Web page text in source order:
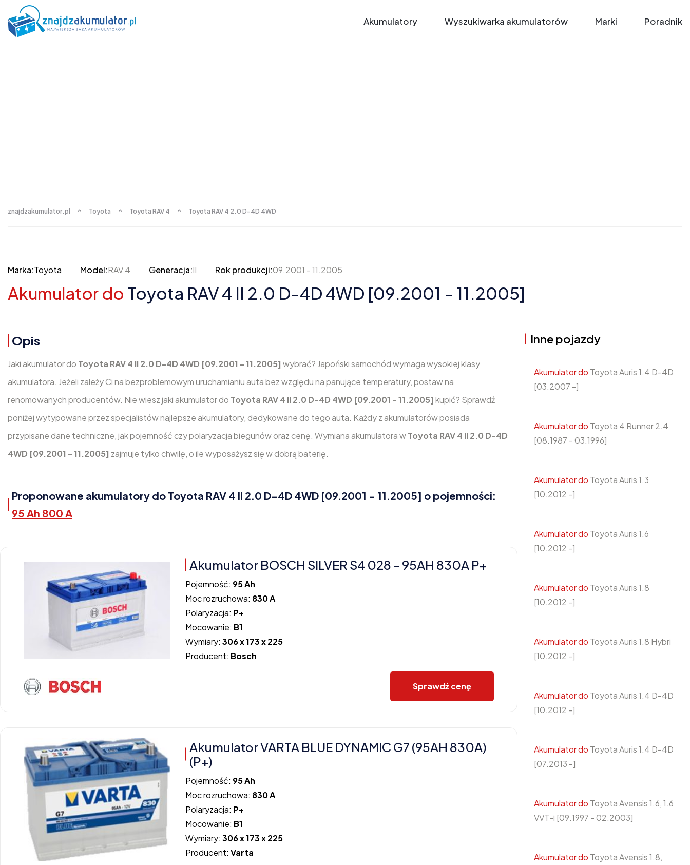
Akumulatory Wyszukiwarka akumulatorów Marki Poradnik
znajdzakumulator.pl Toyota Toyota RAV 4 Toyota RAV 4 2.0 D-4D 4WD
Marka:Toyota Model:RAV 4 Generacja:II Rok produkcji:09.2001 - 11.2005
Akumulator do Toyota RAV 4 II 2.0 D-4D 4WD [09.2001 - 11.2005]
Opis
Jaki akumulator do Toyota RAV 4 II 2.0 D-4D 4WD [09.2001 - 11.2005] wybrać? Japoński samochód wymaga wysokiej klasy
akumulatora. Jeżeli zależy Ci na bezproblemowym uruchamianiu auta bez względu na panujące temperatury, postaw na
renomowanych producentów. Nie wiesz jaki akumulator do Toyota RAV 4 II 2.0 D-4D 4WD [09.2001 - 11.2005] kupić? Sprawdź
poniżej wytypowane przez specjalistów najlepsze akumulatory, dedykowane do tego auta. Każdy z akumulatorów posiada
przypisane dane techniczne, jak pojemność czy polaryzacja biegunów oraz cenę. Wymiana akumulatora wToyota RAV 4 II 2.0 D-4D
4WD [09.2001 - 11.2005] zajmuje tylko chwilę, o ile wyposażysz się w dobrą baterię.
Proponowane akumulatory do Toyota RAV 4 II 2.0 D-4D 4WD [09.2001 - 11.2005] o pojemności:
95 Ah 800 A
Akumulator BOSCH SILVER S4 028 - 95AH 830A P+
Pojemność: 95 Ah
Moc rozruchowa: 830 A
Polaryzacja: P+
Mocowanie: B1
Wymiary:306 x 173 x 225
Producent: Bosch
Sprawdź cenę
Akumulator VARTA BLUE DYNAMIC G7 (95AH 830A)
(P+)
Pojemność: 95 Ah
Moc rozruchowa: 830 A
Polaryzacja: P+
Mocowanie: B1
Wymiary:306 x 173 x 225
Producent:Varta
Inne pojazdy
Akumulator do Toyota Auris 1.4 D-4D
[03.2007 -]
Akumulator do Toyota 4 Runner 2.4
[08.1987 - 03.1996]
Akumulator do Toyota Auris 1.3
[10.2012 -]
Akumulator do Toyota Auris 1.6
[10.2012 -]
Akumulator do Toyota Auris 1.8
[10.2012 -]
Akumulator do Toyota Auris 1.8 Hybri
[10.2012 -]
Akumulator do Toyota Auris 1.4 D-4D
[10.2012 -]
Akumulator do Toyota Auris 1.4 D-4D
[07.2013 -]
Akumulator do Toyota Avensis 1.6, 1.6
VVT-i [09.1997 - 02.2003]
Akumulator do Toyota Avensis 1.8,